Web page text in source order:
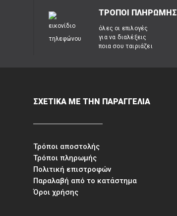
ΤΡΟΠΟΙ ΠΛΗΡΩΜΗΣ
όλες οι επιλογές
για να διαλέξεις
ποια σου ταιριάζει
ΣΧΕΤΙΚΑ ΜΕ ΤΗΝ ΠΑΡΑΓΓΕΛΙΑ
Τρόποι αποστολής
Τρόποι πληρωμής
Πολιτική επιστροφών
Παραλαβή από το κατάστημα
Όροι χρήσης